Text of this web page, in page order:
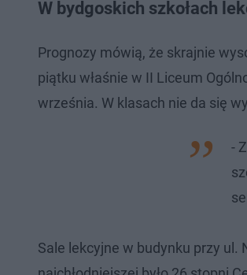
W bydgoskich szkołach
Prognozy mówią, że skrajnie
piątku właśnie w II Liceum
września. W klasach nie da się
-
Sale lekcyjne w budynku przy ul.